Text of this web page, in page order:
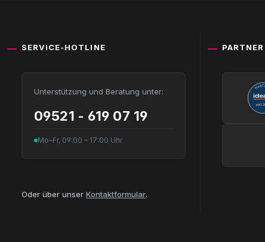
SERVICE-HOTLINE
Unterstützung und Beratung unter:
09521 - 619 07 19
Mo–Fr, 09:00 – 17:00 Uhr
Oder über unser Kontaktformular.
PARTNER